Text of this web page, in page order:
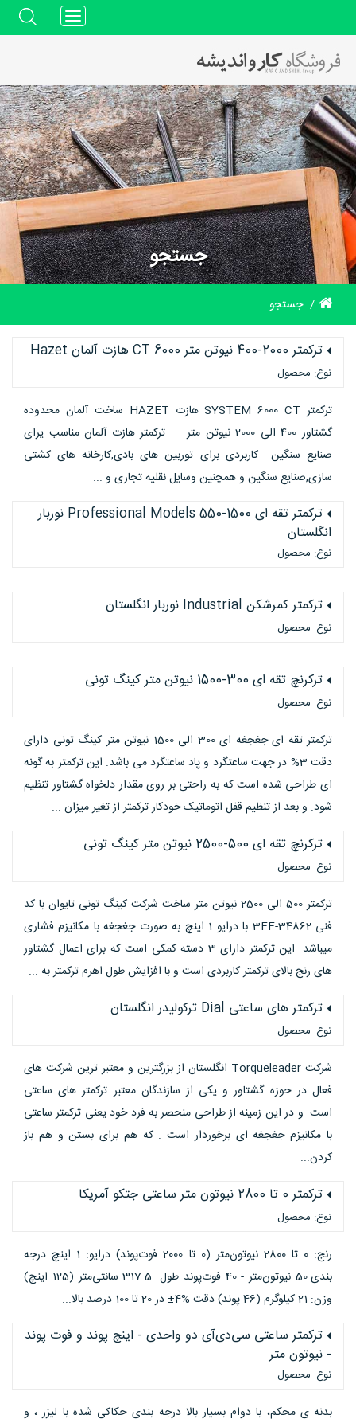
Toggle
navigation
جستجو
جستجو
ترکمتر 2000-400 نیوتن متر CT 6000 هازت آلمان Hazet
نوع: محصول
ترکمتر SYSTEM 6000 CT هازت HAZET ساخت آلمان محدوده
گشتاور 400 الی 2000 نیوتن متر ترکمتر هازت آلمان مناسب یرای
صنایع سنگین کاربردی برای توربین های بادی,کارخانه های کشتی
سازی,صنایع سنگین و همچنین وسایل نقلیه تجاری و ...
ترکمتر تقه ای Professional Models 550-1500 نوربار
انگلستان
نوع: محصول
ترکمتر کمرشکن Industrial نوربار انگلستان
نوع: محصول
ترکرنچ تقه ای 300-1500 نیوتن متر کینگ تونی
نوع: محصول
ترکمتر تقه ای جغجغه ای 300 الی 1500 نیوتن متر کینگ تونی دارای
دقت 3% در جهت ساعتگرد و پاد ساعتگرد می باشد. این ترکمتر به گونه
ای طراحی شده است که به راحتی بر روی مقدار دلخواه گشتاور تنظیم
شود. و بعد از تنظیم قفل اتوماتیک خودکار ترکمتر از تغیر میزان ...
ترکرنچ تقه ای 500-2500 نیوتن متر کینگ تونی
نوع: محصول
ترکمتر 500 الی 2500 نیوتن متر ساخت شرکت کینگ تونی تایوان با کد
فنی 34862-3FF با درایو 1 اینچ به صورت جغجغه با مکانیزم فشاری
میباشد. این ترکمتر دارای 3 دسته کمکی است که برای اعمال گشتاور
های رنج بالای ترکمتر کاربردی است و با افزایش طول اهرم ترکمتر به ...
ترکمتر های ساعتی Dial ترکولیدر انگلستان
نوع: محصول
شرکت Torqueleader انگلستان از بزرگترین و معتبر ترین شرکت های
فعال در حوزه گشتاور و یکی از سازندگان معتبر ترکمتر های ساعتی
است. و در این زمینه از طراحی منحصر به فرد خود یعنی ترکمتر ساعتی
با مکانیزم جغجغه ای برخوردار است . که هم برای بستن و هم باز
کردن...
ترکمتر 0 تا 2800 نیوتون متر ساعتی جتکو آمریکا
نوع: محصول
رنج: 0 تا 2800 نیوتون‌متر (0 تا 2000 فوت‌پوند) درایو: 1 اینچ درجه
بندی:50 نیوتون‌متر - 40 فوت‌پوند طول: 317.5 سانتی‌متر (125 اینچ)
وزن: 21 کیلوگرم (46 پوند) دقت %4± در 20 تا 100 درصد بالا...
ترکمتر ساعتی سی‌دی‌آی دو واحدی - اینچ پوند و فوت پوند
- نیوتون متر
نوع: محصول
بدنه ی محکم، با دوام بسیار بالا درجه بندی حکاکی شده با لیزر ، و